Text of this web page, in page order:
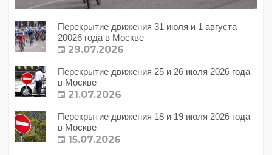
Перекрытие движения 31 июля и 1 августа
20026 года в Москве
29.07.2026
Перекрытие движения 25 и 26 июля 2026 года
в Москве
21.07.2026
Перекрытие движения 18 и 19 июля 2026 года
в Москве
15.07.2026